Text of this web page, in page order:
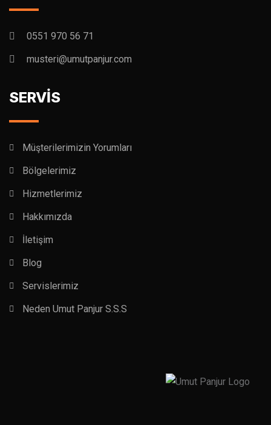
0551 970 56 71
musteri@umutpanjur.com
SERVİS
Müşterilerimizin Yorumları
Bölgelerimiz
Hizmetlerimiz
Hakkımızda
İletişim
Blog
Servislerimiz
Neden Umut Panjur S.S.S